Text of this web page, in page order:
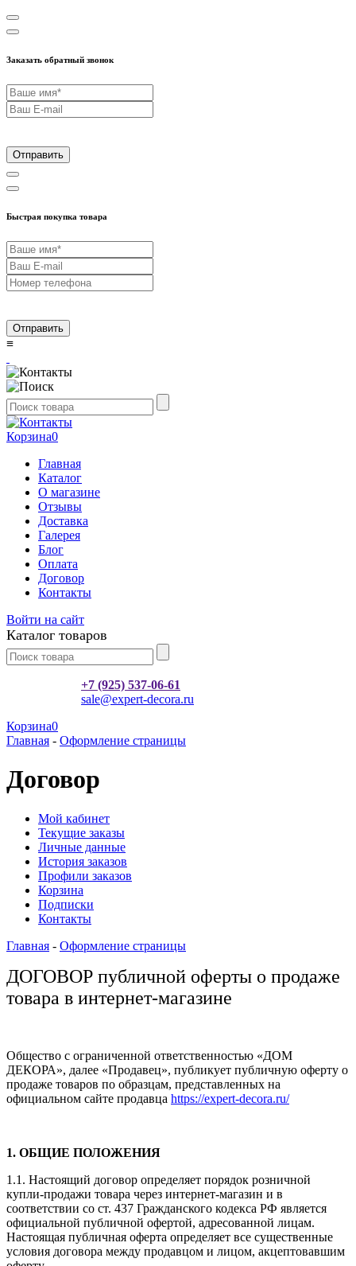
Заказать обратный звонок
Отправить
Быстрая покупка товара
Отправить
≡
Корзина0
Главная
Каталог
О магазине
Отзывы
Доставка
Галерея
Блог
Оплата
Договор
Контакты
Войти на сайт
Каталог товаров
+7 (925) 537-06-61
sale@expert-decora.ru
Корзина0
Главная - Оформление страницы
Договор
Мой кабинет
Текущие заказы
Личные данные
История заказов
Профили заказов
Корзина
Подписки
Контакты
Главная - Оформление страницы
ДОГОВОР публичной оферты о продаже
товара в интернет-магазине
Общество с ограниченной ответственностью «ДОМ
ДЕКОРА», далее «Продавец», публикует публичную оферту о
продаже товаров по образцам, представленных на
официальном сайте продавца https://expert-decora.ru/
1. ОБЩИЕ ПОЛОЖЕНИЯ
1.1. Настоящий договор определяет порядок розничной
купли-продажи товара через интернет-магазин и в
соответствии со ст. 437 Гражданского кодекса РФ является
официальной публичной офертой, адресованной лицам.
Настоящая публичная оферта определяет все существенные
условия договора между продавцом и лицом, акцептовавшим